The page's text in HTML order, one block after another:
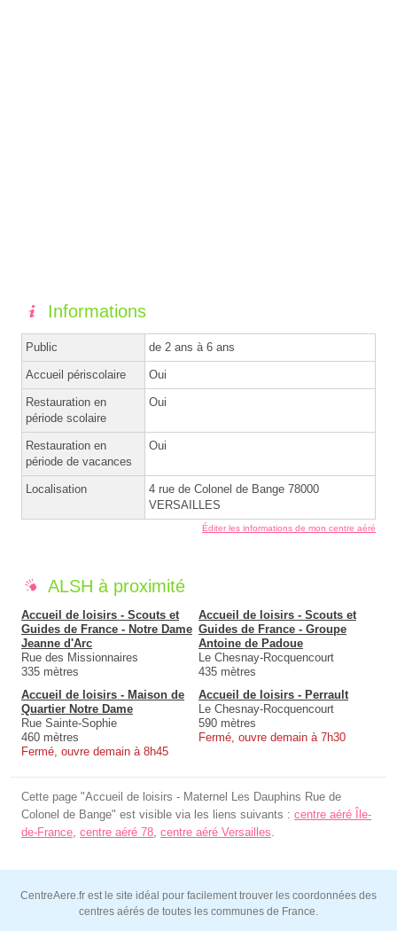
Informations
Public de 2 ans à 6 ans
Accueil périscolaire Oui
Restauration en
période scolaire
Oui
Restauration en
période de vacances
Oui
Localisation
4 rue de Colonel de Bange 78000
VERSAILLES
Éditer les informations de mon centre aéré
ALSH à proximité
Accueil de loisirs - Scouts et
Guides de France - Notre Dame
Jeanne d'Arc
Rue des Missionnaires
335 mètres
Accueil de loisirs - Scouts et
Guides de France - Groupe
Antoine de Padoue
Le Chesnay-Rocquencourt
435 mètres
Accueil de loisirs - Maison de
Quartier Notre Dame
Rue Sainte-Sophie
460 mètres
Fermé, ouvre demain à 8h45
Accueil de loisirs - Perrault
Le Chesnay-Rocquencourt
590 mètres
Fermé, ouvre demain à 7h30
Cette page "Accueil de loisirs - Maternel Les Dauphins Rue de
Colonel de Bange" est visible via les liens suivants : centre aéré Île-
de-France, centre aéré 78, centre aéré Versailles.
CentreAere.fr est le site idéal pour facilement trouver les coordonnées des
centres aérés de toutes les communes de France.